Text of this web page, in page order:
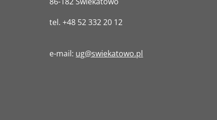
tel.+48 52 332 20 12
e-mail: ug@swiekatowo.pl